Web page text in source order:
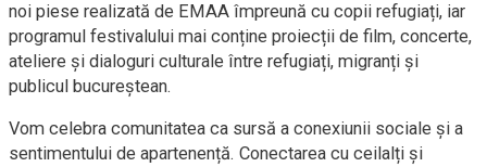
noi piese realizată de EMAA împreună cu copii refugiați, iar
programul festivalului mai conține proiecții de film, concerte,
ateliere și dialoguri culturale între refugiați, migranți și
publicul bucureștean.
Vom celebra comunitatea ca sursă a conexiunii sociale și a
sentimentului de apartenență. Conectarea cu ceilalți și